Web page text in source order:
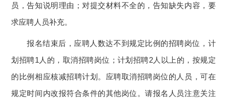
员，告知说明理由；对提交材料不全的，告知缺失内容，要
求应聘人员补充。
报名结束后，应聘人数达不到规定比例的招聘岗位，计
划招聘1人的，取消招聘岗位；计划招聘2人以上的，按规定
的比例相应核减招聘计划。应聘取消招聘岗位的人员，可在
规定时间内改报符合条件的其他岗位。请报名人员注意关注